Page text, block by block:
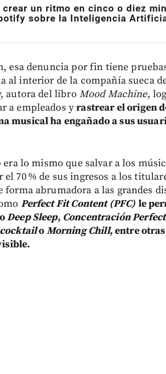
crear un ritmo en cinco o diez
sobre la Inteligencia
esa denuncia por fin tiene
al interior de la compañía sueca
autora del libro Mood Machine,
a empleados yrastrear el origen
musical ha engañado a sus
lo mismo que salvar a los
70 % de sus ingresos a los
forma abrumadora a las grandes
Perfect Fit Content (PFC) le
Deep Sleep, Concentración
cocktailo Morning Chill, entre